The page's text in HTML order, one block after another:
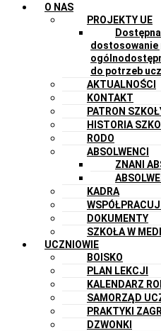
O NAS
PROJEKTY UE
dostosowanie
do potrzeb
AKTUALNOŚCI
KONTAKT
PATRON
HISTORIA
RODO
ABSOLWENCI
ZNANI
KADRA
DOKUMENTY
SZKOŁA W
UCZNIOWIE
BOISKO
PLAN LEKCJI
KALENDARZ
SAMORZĄD
PRAKTYKI
DZWONKI